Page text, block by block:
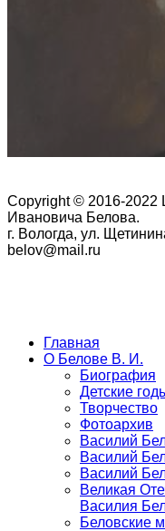
Copyright © 2016-2022
Ивановича Белова.
г. Вологда, ул.
belov@mail.ru
Главная
О Белове В. И.
Биография
Детские
Творчество
Фотоархив
Василий
Василий
Василий
Великая
Василия
Беловские